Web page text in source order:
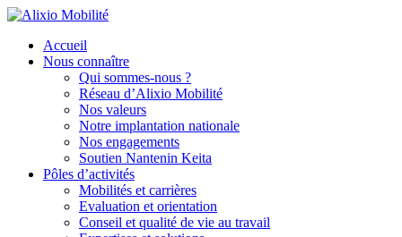
Accueil
Nous connaître
Qui sommes-nous ?
Réseau d’Alixio Mobilité
Nos valeurs
Notre implantation nationale
Nos engagements
Soutien Nantenin Keita
Pôles d’activités
Mobilités et carrières
Evaluation et orientation
Conseil et qualité de vie au travail